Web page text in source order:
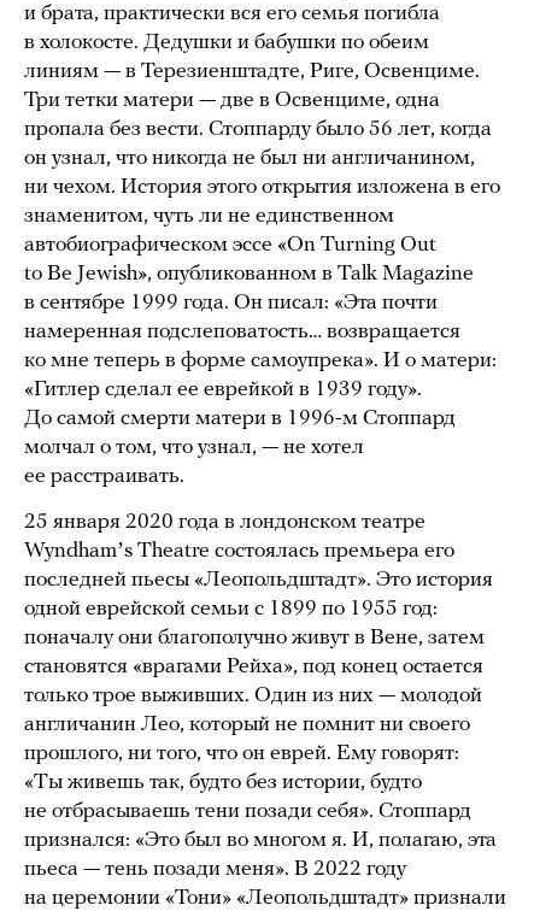
и брата, практически вся его семья погибла
в холокосте. Дедушки и бабушки по обеим
линиям — в Терезиенштадте, Риге, Освенциме.
Три тетки матери — две в Освенциме, одна
пропала без вести. Стоппарду было 56 лет, когда
он узнал, что никогда не был ни англичанином,
ни чехом. История этого открытия изложена в его
знаменитом, чуть ли не единственном
автобиографическом эссе «On Turning Out
to Be Jewish», опубликованном в Talk Magazine
в сентябре 1999 года. Он писал: «Эта почти
намеренная подслеповатость… возвращается
ко мне теперь в форме самоупрека». И о матери:
«Гитлер сделал ее еврейкой в 1939 году».
До самой смерти матери в 1996-м Стоппард
молчал о том, что узнал, — не хотел
ее расстраивать.
25 января 2020 года в лондонском театре
Wyndhamʼs Theatre состоялась премьера его
последней пьесы «Леопольдштадт». Это история
одной еврейской семьи с 1899 по 1955 год:
поначалу они благополучно живут в Вене, затем
становятся «врагами Рейха», под конец остается
только трое выживших. Один из них — молодой
англичанин Лео, который не помнит ни своего
прошлого, ни того, что он еврей. Ему говорят:
«Ты живешь так, будто без истории, будто
не отбрасываешь тени позади себя». Стоппард
признался: «Это был во многом я. И, полагаю, эта
пьеса — тень позади меня». В 2022 году
на церемонии «Тони» «Леопольдштадт» признали